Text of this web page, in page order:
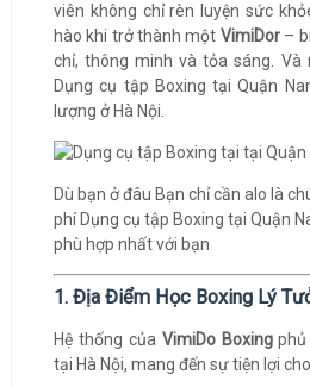
viên không chỉ rèn luyện sức
hào khi trở thành một VimiDor–
chỉ, thông minh và tỏa sáng. Và
Dụng cụ tập Boxing tại Quận
lượng ở Hà Nội.
Dù bạn ở đâu Bạn chỉ cần alo là
phí Dụng cụ tập Boxing tại Quận
phù hợp nhất với bạn
1. Địa Điểm Học Boxing Lý
Hệ thống của VimiDo Boxingphủ
tại Hà Nội, mang đến sự tiện lợi